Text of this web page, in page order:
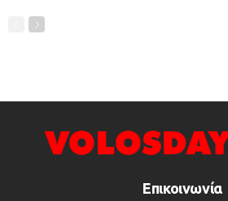
Επικοινωνία